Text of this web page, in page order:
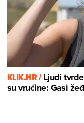
KLIK.HR /Ljudi
su vrućine: Gasi